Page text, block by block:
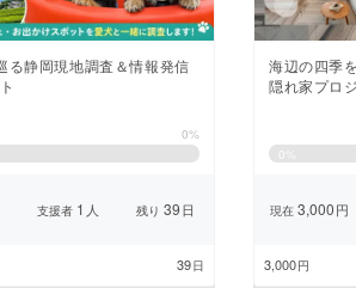
る静岡現地調査＆情報発信
0%
支援者 1 人 残り 39日
39日
海辺の四季
隠れ家プロ
0
現在3,000円
3,000円